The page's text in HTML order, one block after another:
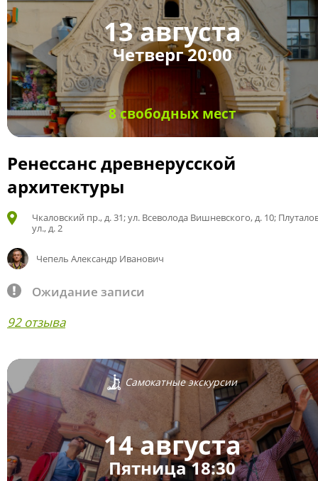
13 августа
Четверг 20:00
8 свободных мест
Ренессанс древнерусской
архитектуры
Чкаловский пр., д. 31; ул. Всеволода Вишневского, д. 10;
ул., д. 2
Чепель Александр Иванович
Ожидание записи
92 отзыва
Самокатные экскурсии
14 августа
Пятница 18:30